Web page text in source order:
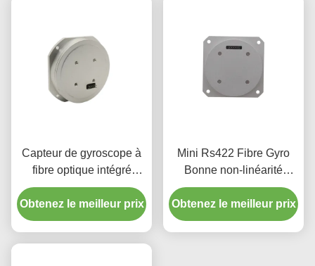
Capteur de gyroscope à
fibre optique intégré
photonique en silicium de
remplacement Fizoptika
Vg910
Obtenez le meilleur prix
Mini Rs422 Fibre Gyro
Bonne non-linéarité
Stabilité zéro biais
Obtenez le meilleur prix